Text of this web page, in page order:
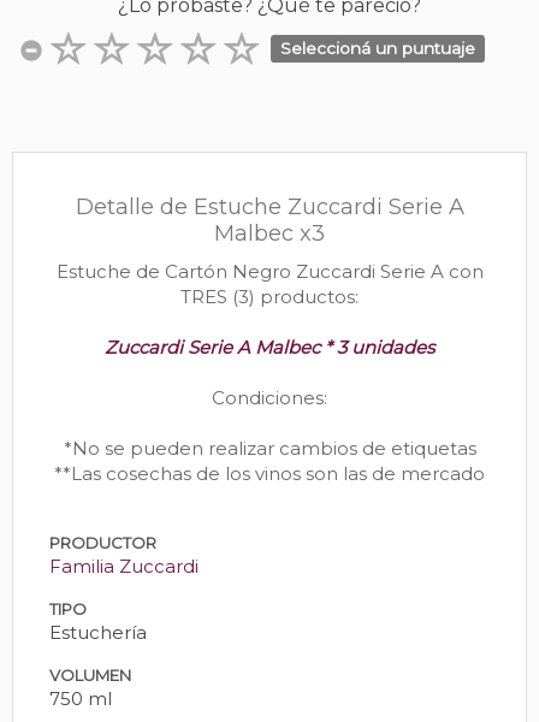
¿Lo probaste? ¿Qué te pareció?
Seleccioná un puntuaje
Detalle de Estuche Zuccardi Serie A
Malbec x3
Estuche de Cartón Negro Zuccardi Serie A con
TRES (3) productos:
Zuccardi Serie A Malbec * 3 unidades
Condiciones:
*No se pueden realizar cambios de etiquetas
**Las cosechas de los vinos son las de mercado
PRODUCTOR
Familia Zuccardi
TIPO
Estuchería
VOLUMEN
750 ml